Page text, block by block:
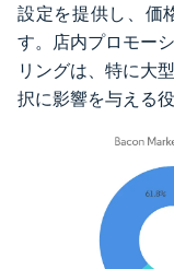
設定を提供し、価
す。店内プロモー
リングは、特に大
択に影響を与える